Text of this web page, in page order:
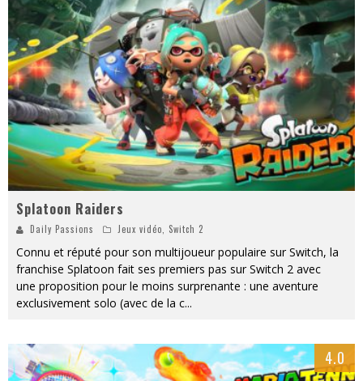
PsyRiver 2026 : la magie revient sur les rives de l’Aar
« MOFUSAND / Parler Japonais » – Des Expressions Pratiques !
« Dr Wertham / L’homme qui étudia les tueurs en série » - Un Métier à Risque !
Assassin's Creed Black Flag Resynced
« Le Vent dand les Saules » - Une Belle Histoire !
Splatoon Raiders
Splatoon Raiders
Daily Passions Jeux vidéo, Switch 2
Connu et réputé pour son multijoueur populaire sur Switch, la
franchise Splatoon fait ses premiers pas sur Switch 2 avec
une proposition pour le moins surprenante : une aventure
exclusivement solo (avec de la c...
4.0